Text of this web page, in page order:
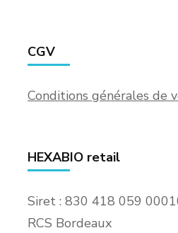
CGV
Conditions générales de
HEXABIO retail
Siret : 830 418 059
RCS Bordeaux